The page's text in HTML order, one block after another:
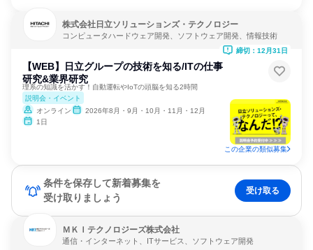
株式会社日立ソリューションズ・テクノロジー
コンピュータハードウェア開発、ソフトウェア開発、情報技術
【WEB】日立グループの技術を知る/ITの仕事
研究&業界研究
理系の知識を活かす！自動運転やIoTの頭脳を知る2時間
説明会・イベント
オンライン
2026年8月・9月・10月・11月・12月
1日
締切：12月31日
この企業の類似募集
条件を保存して新着募集を
受け取りましょう
受け取る
ＭＫＩテクノロジーズ株式会社
通信・インターネット、ITサービス、ソフトウェア開発